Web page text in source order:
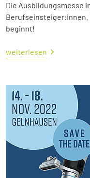
Die Ausbildungsmesse
Berufseinsteiger:innen.
beginnt!
weiterlesen